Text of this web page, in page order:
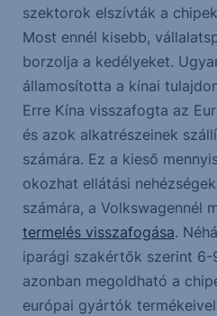
szektorok elszívták a
Most ennél kisebb,
borzolja a kedélyeket.
államosította a kínai
Erre Kína visszafogta az
és azok alkatrészeinek
számára. Ez a kieső
okozhat ellátási
számára, a Volkswagennél
termelés visszafogása.
iparági szakértők szerint 6-
azonban megoldható a
európai gyártók